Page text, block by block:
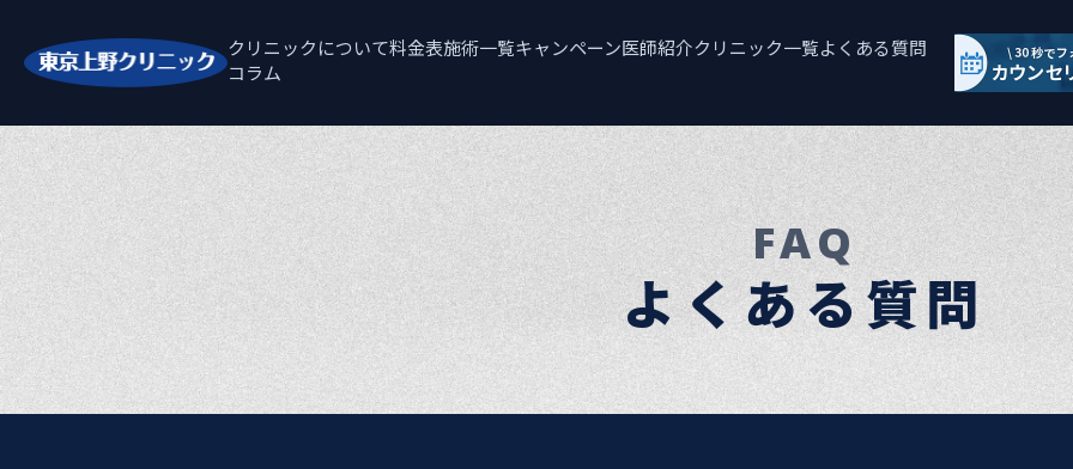
クリニックについて料金表施術一覧キャンペーン医師紹介クリニック一覧よくある質問
コラム
FAQ
よくある質問